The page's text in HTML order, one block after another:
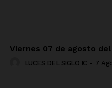
Viernes 07 de agosto del
LUCES DEL SIGLO IC - 7